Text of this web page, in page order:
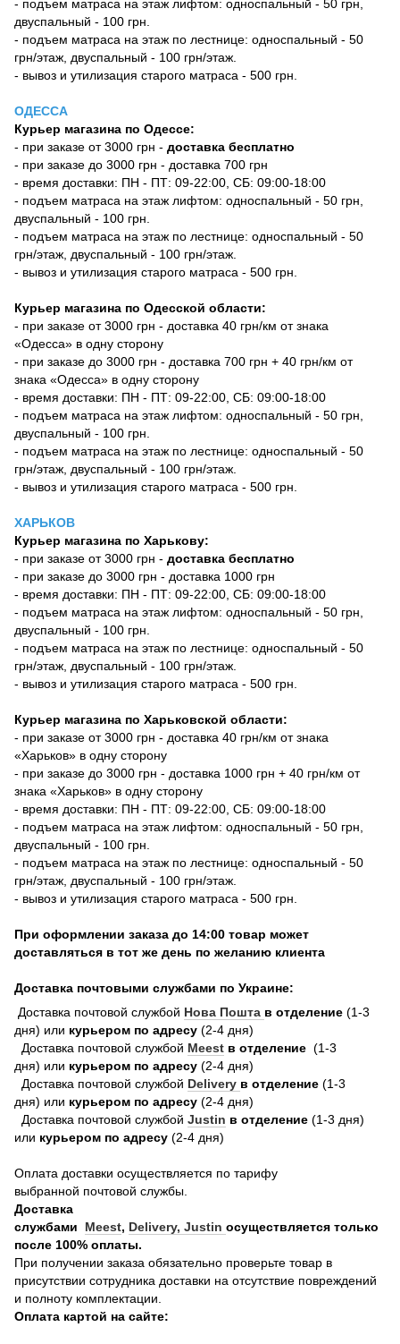
- подъем матраса на этаж лифтом: односпальный - 50 грн,
двуспальный - 100 грн.
- подъем матраса на этаж по лестнице: односпальный - 50
грн/этаж, двуспальный - 100 грн/этаж.
- вывоз и утилизация старого матраса - 500 грн.
ОДЕССА
Курьер магазина по Одессе:
- при заказе от 3000 грн - доставка бесплатно
- при заказе до 3000 грн - доставка 700 грн
- время доставки: ПН - ПТ: 09-22:00, СБ: 09:00-18:00
- подъем матраса на этаж лифтом: односпальный - 50 грн,
двуспальный - 100 грн.
- подъем матраса на этаж по лестнице: односпальный - 50
грн/этаж, двуспальный - 100 грн/этаж.
- вывоз и утилизация старого матраса - 500 грн.
Курьер магазина по Одесской области:
- при заказе от 3000 грн - доставка 40 грн/км от знака
«Одесса» в одну сторону
- при заказе до 3000 грн - доставка 700 грн + 40 грн/км от
знака «Одесса» в одну сторону
- время доставки: ПН - ПТ: 09-22:00, СБ: 09:00-18:00
- подъем матраса на этаж лифтом: односпальный - 50 грн,
двуспальный - 100 грн.
- подъем матраса на этаж по лестнице: односпальный - 50
грн/этаж, двуспальный - 100 грн/этаж.
- вывоз и утилизация старого матраса - 500 грн.
ХАРЬКОВ
Курьер магазина по Харькову:
- при заказе от 3000 грн - доставка бесплатно
- при заказе до 3000 грн - доставка 1000 грн
- время доставки: ПН - ПТ: 09-22:00, СБ: 09:00-18:00
- подъем матраса на этаж лифтом: односпальный - 50 грн,
двуспальный - 100 грн.
- подъем матраса на этаж по лестнице: односпальный - 50
грн/этаж, двуспальный - 100 грн/этаж.
- вывоз и утилизация старого матраса - 500 грн.
Курьер магазина по Харьковской области:
- при заказе от 3000 грн - доставка 40 грн/км от знака
«Харьков» в одну сторону
- при заказе до 3000 грн - доставка 1000 грн + 40 грн/км от
знака «Харьков» в одну сторону
- время доставки: ПН - ПТ: 09-22:00, СБ: 09:00-18:00
- подъем матраса на этаж лифтом: односпальный - 50 грн,
двуспальный - 100 грн.
- подъем матраса на этаж по лестнице: односпальный - 50
грн/этаж, двуспальный - 100 грн/этаж.
- вывоз и утилизация старого матраса - 500 грн.
При оформлении заказа до 14:00 товар может
доставляться в тот же день по желанию клиента
Доставка почтовыми службами по Украине:
Доставка почтовой службой Нова Пошта в отделение (1-3
дня) или курьером по адресу (2-4 дня)
Доставка почтовой службой Meest в отделение (1-3
дня) или курьером по адресу (2-4 дня)
Доставка почтовой службой Delivery в отделение (1-3
дня) или курьером по адресу (2-4 дня)
Доставка почтовой службой Justin в отделение (1-3 дня)
или курьером по адресу (2-4 дня)
Оплата доставки осуществляется по тарифу
выбранной почтовой службы.
Доставка
службами
Meest, Delivery, Justin осуществляется только
после 100% оплаты.
При получении заказа обязательно проверьте товар в
присутствии сотрудника доставки на отсутствие повреждений
и полноту комплектации.
Оплата картой на сайте: